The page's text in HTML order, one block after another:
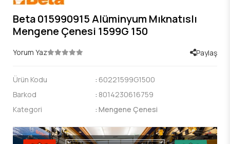
Beta 015990915 Alüminyum Mıknatıslı
Mengene Çenesi 1599G 150
Yorum Yaz Paylaş
Ürün Kodu : 60221599G1500
Barkod
: 8014230616759
Kategori
: Mengene Çenesi